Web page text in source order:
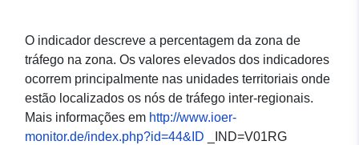
O indicador descreve a percentagem da zona de
tráfego na zona. Os valores elevados dos indicadores
ocorrem principalmente nas unidades territoriais onde
estão localizados os nós de tráfego inter-regionais.
Mais informações em http://www.ioer-
monitor.de/index.php?id=44&ID _IND=V01RG